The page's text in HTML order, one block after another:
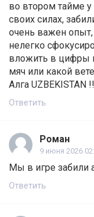
во втором тайме
своих силах,
очень важен
нелегко
вложить в цифры
мяч или какой
Алга
Ответить
Роман
9 июня 2026
Мы в игре забили
Ответить